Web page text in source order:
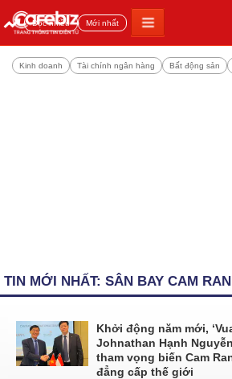
Đọc nhiều Mới nhất
Kinh doanh Tài chính ngân hàng Bất động sản
TIN MỚI NHẤT: SÂN BAY CAM
Khởi động năm mới,
Johnathan Hạnh
tham vọng biến Cam
đẳng cấp thế giới